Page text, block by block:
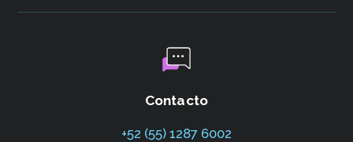
Contacto
+52 (55) 1287 6002‬